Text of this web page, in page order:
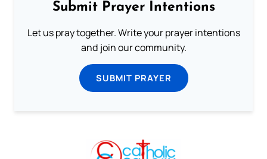
Submit Prayer Intentions
Let us pray together. Write your prayer intentions
and join our community.
SUBMIT PRAYER